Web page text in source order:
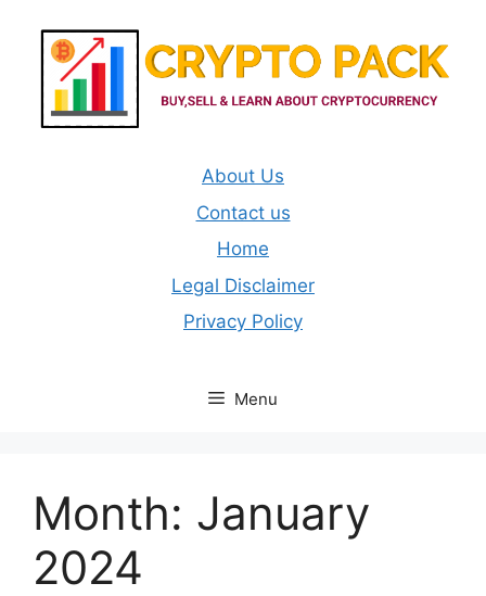
content
About Us
Contact us
Home
Legal Disclaimer
Privacy Policy
Menu
Month: January
2024